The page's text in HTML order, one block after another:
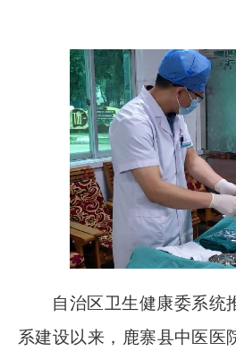
自治区卫生健康委系统
系建设以来，鹿寨县中医医